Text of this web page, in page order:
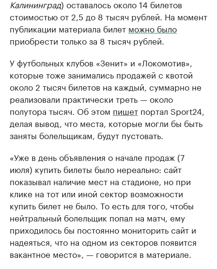
Калининград) оставалось около 14 билетов
стоимостью от 2,5 до 8 тысяч рублей. На момент
публикации материала билет можно было
приобрести только за 8 тысяч рублей.
У футбольных клубов «Зенит» и «Локомотив»,
которые тоже занимались продажей с квотой
около 2 тысяч билетов на каждый, суммарно не
реализовали практически треть — около
полутора тысяч. Об этом пишет портал Sport24,
делая вывод, что места, которые могли бы быть
заняты болельщикам, будут пустовать.
«Уже в день объявления о начале продаж (7
июля) купить билеты было нереально: сайт
показывал наличие мест на стадионе, но при
клике на тот или иной сектор возможности
купить билет не было. То есть для того, чтобы
нейтральный болельщик попал на матч, ему
приходилось бы постоянно мониторить сайт и
надеяться, что на одном из секторов появится
вакантное место», — говорится в материале.